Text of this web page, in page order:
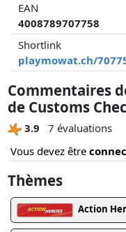
EAN
4008789707758
Shortlink
playmowat.ch/
Commentaires
de Customs
3.9
7 évaluations
Vous devez être
Thèmes
Action